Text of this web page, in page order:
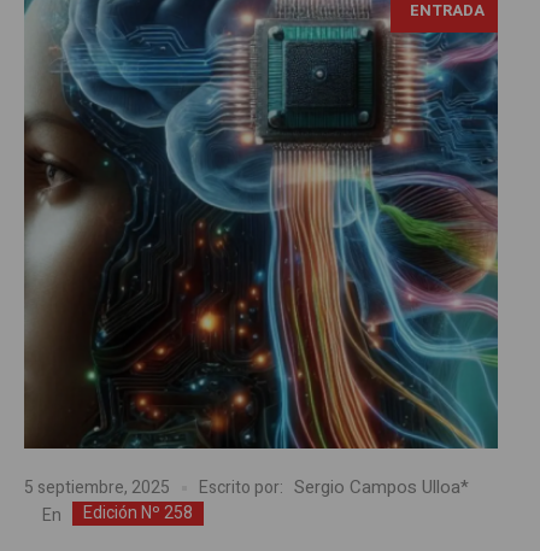
ENTRADA
5 septiembre, 2025 Escrito por: Sergio Campos Ulloa*
En Edición Nº 258